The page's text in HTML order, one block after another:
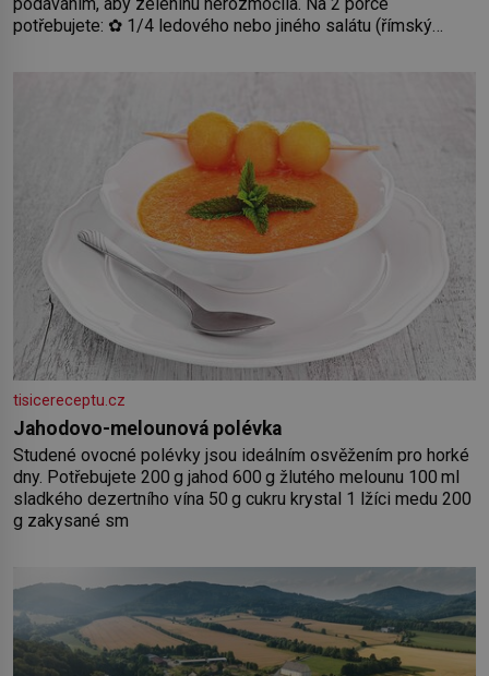
podáváním, aby zeleninu nerozmočila. Na 2 porce
potřebujete: ✿ 1/4 ledového nebo jiného salátu (římský
2 rajčata Zálivka: ✿ 4 lžíce olivového oleje ✿ 1 lžíci citronové
tisicereceptu.cz
Jahodovo-melounová polévka
Studené ovocné polévky jsou ideálním osvěžením pro horké
dny. Potřebujete 200 g jahod 600 g žlutého melounu 100 ml
sladkého dezertního vína 50 g cukru krystal 1 lžíci medu 200
g zakysané sm